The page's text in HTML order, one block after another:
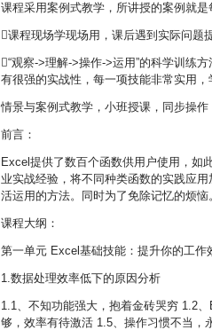
课程采用案例式教学，所讲授的案例就是
课程现场学现场用，课后遇到实际问题
“观察->理解->操作->运用”的科学训练
有很强的实战性，每一项技能非常实用
情景与案例式教学，小班授课，同步操
前言：
Excel提供了数百个函数供用户使用，如
业实战经验，将不同种类函数的实践应
活运用的方法。同时为了免除记忆的烦恼
课程大纲：
第一单元 Excel基础技能：提升你的工作
1.数据处理效率低下的原因分析
1.1、不知功能强大，抱着金砖哭穷 1.2
够，效率有待激活 1.5、操作习惯不当，